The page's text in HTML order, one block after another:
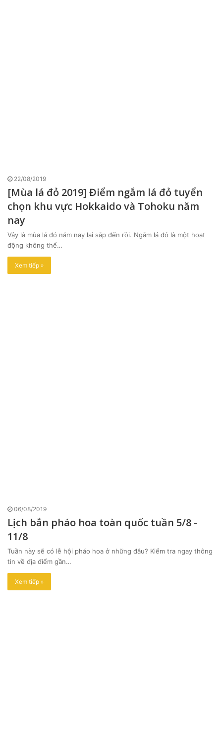
22/08/2019
[Mùa lá đỏ 2019] Điểm ngắm lá đỏ tuyển
chọn khu vực Hokkaido và Tohoku năm
nay
Vậy là mùa lá đỏ năm nay lại sắp đến rồi. Ngắm lá đỏ là một hoạt
động không thể…
Xem tiếp »
06/08/2019
Lịch bắn pháo hoa toàn quốc tuần 5/8 -
11/8
Tuần này sẽ có lễ hội pháo hoa ở những đâu? Kiểm tra ngay thông
tin về địa điểm gần…
Xem tiếp »